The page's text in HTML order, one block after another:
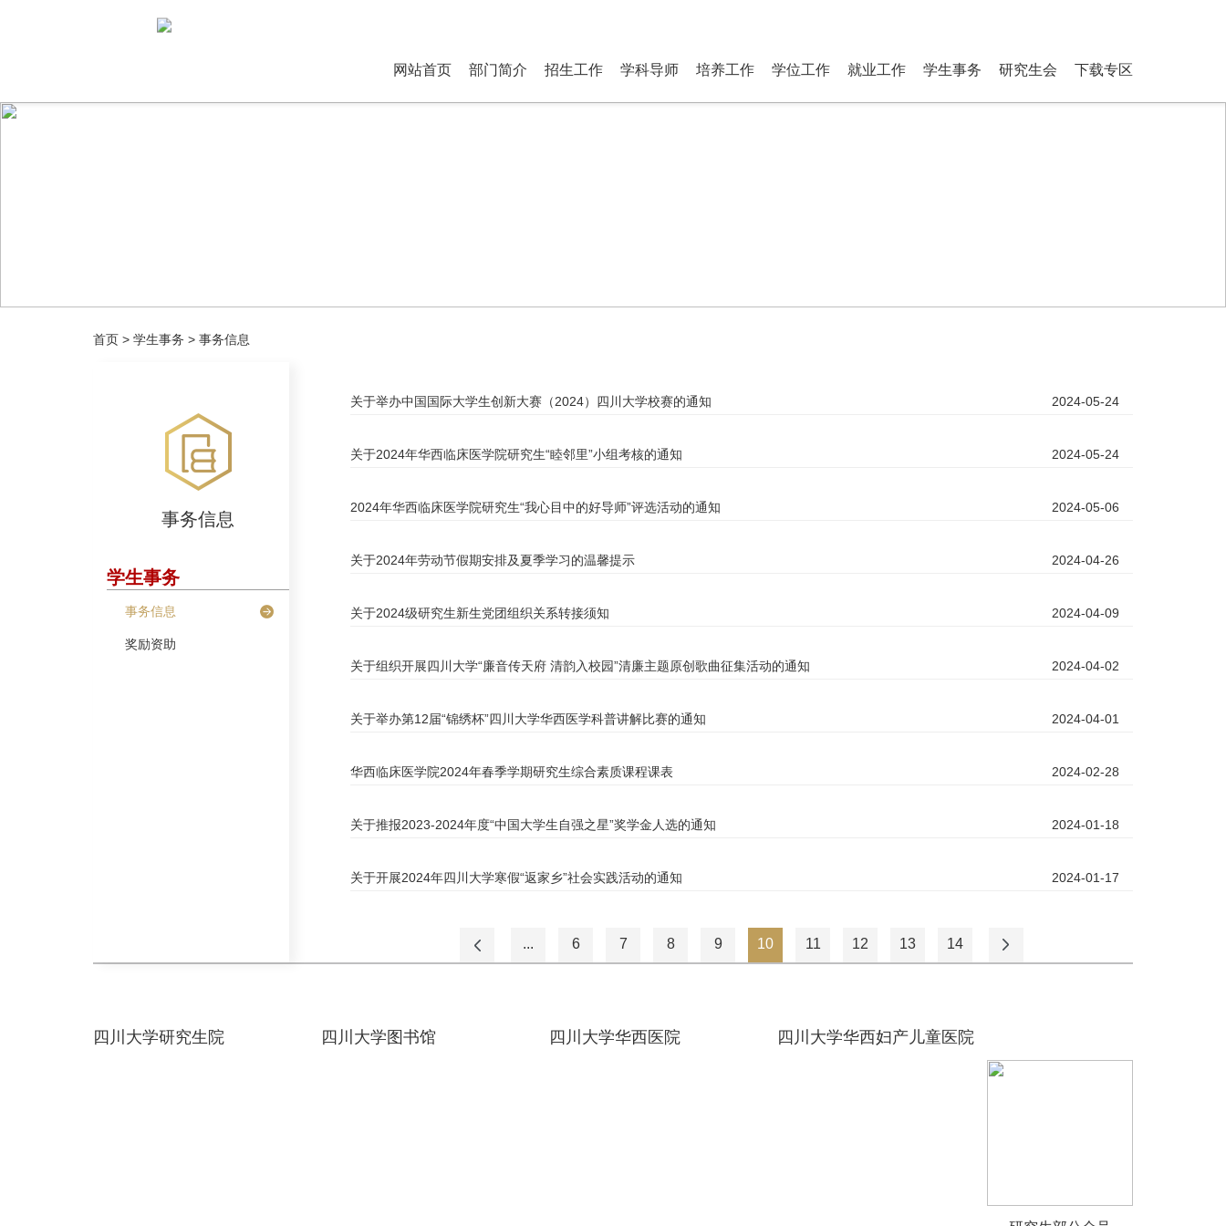
网站首页 部门简介 招生工作 学科导师 培养工作 学位工作 就业工作 学生事务 研究生会 下载专区
首页 > 学生事务 > 事务信息
事务信息
学生事务
事务信息
奖励资助
关于举办中国国际大学生创新大赛（2024）四川大学校赛的通知 2024-05-24
关于2024年华西临床医学院研究生“睦邻里”小组考核的通知 2024-05-24
2024年华西临床医学院研究生“我心目中的好导师”评选活动的通知 2024-05-06
关于2024年劳动节假期安排及夏季学习的温馨提示 2024-04-26
关于2024级研究生新生党团组织关系转接须知 2024-04-09
关于组织开展四川大学“廉音传天府 清韵入校园”清廉主题原创歌曲征集活动的通知 2024-04-02
关于举办第12届“锦绣杯”四川大学华西医学科普讲解比赛的通知 2024-04-01
华西临床医学院2024年春季学期研究生综合素质课程课表 2024-02-28
关于推报2023-2024年度“中国大学生自强之星”奖学金人选的通知 2024-01-18
关于开展2024年四川大学寒假“返家乡”社会实践活动的通知 2024-01-17
... 6 7 8 9 10 11 12 13 14
四川大学研究生院 四川大学图书馆 四川大学华西医院 四川大学华西妇产儿童医院